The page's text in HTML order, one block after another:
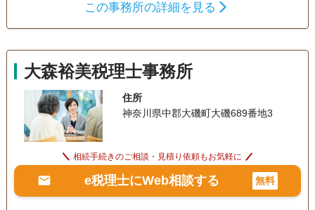
この事務所の詳細を見る
大森裕美税理士事務所
住所
神奈川県中郡大磯町大磯689番地3
相続手続きのご相談・見積り依頼もお気軽に
e税理士にWeb相談する 無料